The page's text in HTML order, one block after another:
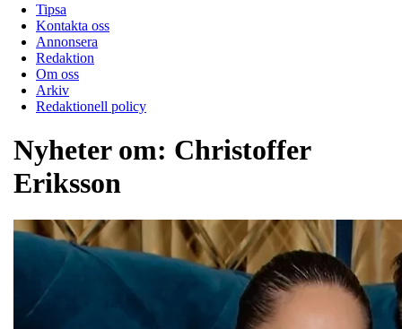
Tipsa
Kontakta oss
Annonsera
Redaktion
Om oss
Arkiv
Redaktionell policy
Nyheter om: Christoffer
Eriksson